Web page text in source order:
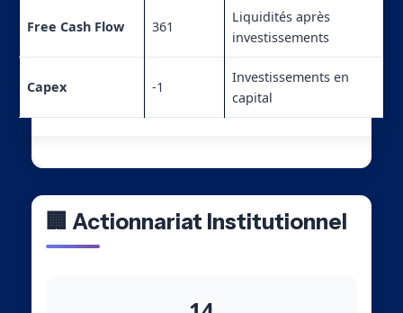
Free Cash Flow 361
Liquidités après
investissements
Capex -1
Investissements en
capital
🏢 Actionnariat Institutionnel